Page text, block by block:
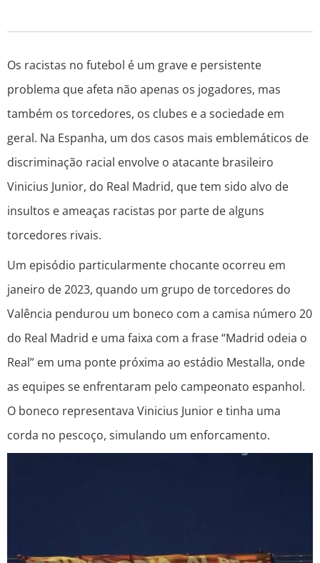
Os racistas no futebol é um grave e persistente
problema que afeta não apenas os jogadores, mas
também os torcedores, os clubes e a sociedade em
geral. Na Espanha, um dos casos mais emblemáticos de
discriminação racial envolve o atacante brasileiro
Vinicius Junior, do Real Madrid, que tem sido alvo de
insultos e ameaças racistas por parte de alguns
torcedores rivais.
Um episódio particularmente chocante ocorreu em
janeiro de 2023, quando um grupo de torcedores do
Valência pendurou um boneco com a camisa número 20
do Real Madrid e uma faixa com a frase “Madrid odeia o
Real” em uma ponte próxima ao estádio Mestalla, onde
as equipes se enfrentaram pelo campeonato espanhol.
O boneco representava Vinicius Junior e tinha uma
corda no pescoço, simulando um enforcamento.